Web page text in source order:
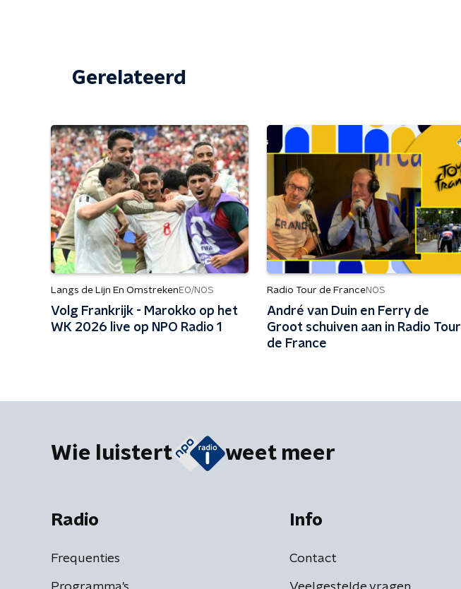
Gerelateerd
Langs de Lijn En Omstreken EO/NOS
Volg Frankrijk - Marokko op het
WK 2026 live op NPO Radio 1
Radio Tour de FranceNOS
André van Duin en Ferry de
Groot schuiven aan in Radio Tour
de France
Wie luistert weet meer
Radio
Frequenties
Info
Contact